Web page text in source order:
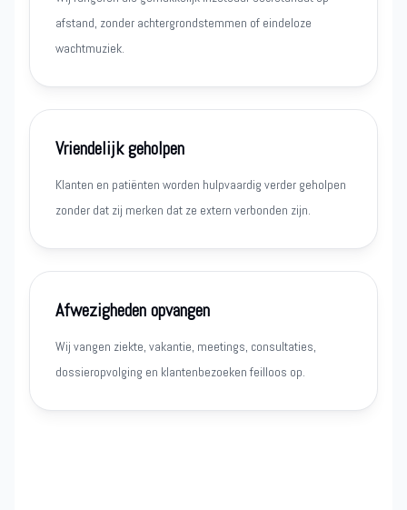
afstand, zonder achtergrondstemmen of eindeloze
wachtmuziek.
Vriendelijk geholpen
Klanten en patiënten worden hulpvaardig verder geholpen
zonder dat zij merken dat ze extern verbonden zijn.
Afwezigheden opvangen
Wij vangen ziekte, vakantie, meetings, consultaties,
dossieropvolging en klantenbezoeken feilloos op.